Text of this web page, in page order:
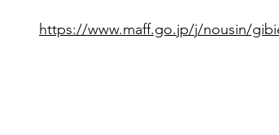
https://www.maff.go.jp/j/nousin/